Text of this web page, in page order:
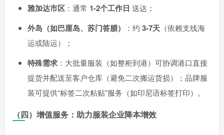
雅加达市区 ：通常 1-2个工作日 送达；
外岛（如巴厘岛、苏门答腊） ：约 3-7天 （依赖支线海
运或陆运）；
特殊需求 ：大批量服装（如整柜到港）可协调港口直接
提货并配送至客户仓库（避免二次搬运货损）；品牌服
装可提供“标签二次粘贴”服务（如印尼语标签打印）。
（四）增值服务：助力服装企业降本增效